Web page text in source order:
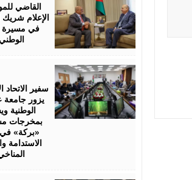
القاضي
الإعلام
في مسيرة
الوطني
سفير الاتحاد
يزور جامعة
الوطنية
بمخرجات
«بركة»
الاستدامة